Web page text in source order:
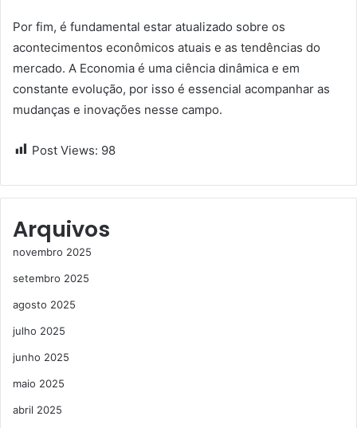
Por fim, é fundamental estar atualizado sobre os
acontecimentos econômicos atuais e as tendências do
mercado. A Economia é uma ciência dinâmica e em
constante evolução, por isso é essencial acompanhar as
mudanças e inovações nesse campo.
Post Views: 98
Arquivos
novembro 2025
setembro 2025
agosto 2025
julho 2025
junho 2025
maio 2025
abril 2025